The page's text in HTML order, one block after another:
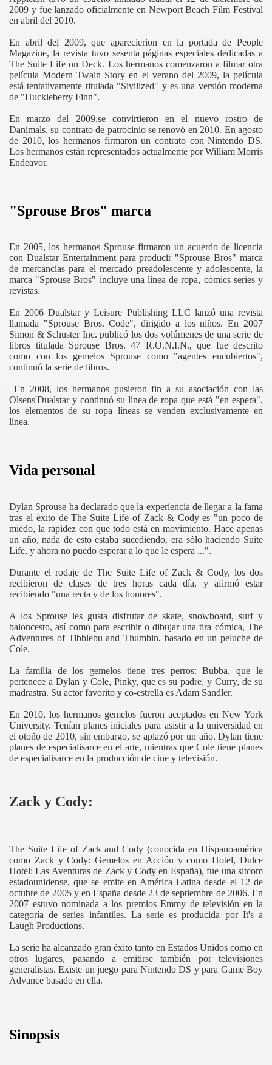
2009 y fue lanzado oficialmente en Newport Beach Film Festival
en abril del 2010.
En abril del 2009, que aparecierion en la portada de People
Magazine, la revista tuvo sesenta páginas especiales dedicadas a
The Suite Life on Deck. Los hermanos comenzaron a filmar otra
película Modern Twain Story en el verano del 2009, la película
está tentativamente titulada "Sivilized" y es una versión moderna
de "Huckleberry Finn".
En marzo del 2009,se convirtieron en el nuevo rostro de
Danimals, su contrato de patrocinio se renovó en 2010. En agosto
de 2010, los hermanos firmaron un contrato con Nintendo DS.
Los hermanos están representados actualmente por William Morris
Endeavor.
"Sprouse Bros" marca
En 2005, los hermanos Sprouse firmaron un acuerdo de licencia
con Dualstar Entertainment para producir "Sprouse Bros" marca
de mercancías para el mercado preadolescente y adolescente, la
marca "Sprouse Bros" incluye una línea de ropa, cómics series y
revistas.
En 2006 Dualstar y Leisure Publishing LLC lanzó una revista
llamada "Sprouse Bros. Code", dirigido a los niños. En 2007
Simon & Schuster Inc. publicó los dos volúmenes de una serie de
libros titulada Sprouse Bros. 47 R.O.N.I.N., que fue descrito
como con los gemelos Sprouse como "agentes encubiertos",
continuó la serie de libros.
En 2008, los hermanos pusieron fin a su asociación con las
Olsens'Dualstar y continuó su línea de ropa que está "en espera",
los elementos de su ropa líneas se venden exclusivamente en
línea.
Vida personal
Dylan Sprouse ha declarado que la experiencia de llegar a la fama
tras el éxito de The Suite Life of Zack & Cody es "un poco de
miedo, la rapidez con que todo está en movimiento. Hace apenas
un año, nada de esto estaba sucediendo, era sólo haciendo Suite
Life, y ahora no puedo esperar a lo que le espera ...".
Durante el rodaje de The Suite Life of Zack & Cody, los dos
recibieron de clases de tres horas cada día, y afirmó estar
recibiendo "una recta y de los honores".
A los Sprouse les gusta disfrutar de skate, snowboard, surf y
baloncesto, así como para escribir o dibujar una tira cómica, The
Adventures of Tibblebu and Thumbin, basado en un peluche de
Cole.
La familia de los gemelos tiene tres perros: Bubba, que le
pertenece a Dylan y Cole, Pinky, que es su padre, y Curry, de su
madrastra. Su actor favorito y co-estrella es Adam Sandler.
En 2010, los hermanos gemelos fueron aceptados en New York
University. Tenían planes iniciales para asistir a la universidad en
el otoño de 2010, sin embargo, se aplazó por un año. Dylan tiene
planes de especialisarce en el arte, mientras que Cole tiene planes
de especialisarce en la producción de cine y televisión.
Zack y Cody:
The Suite Life of Zack and Cody (conocida en Hispanoamérica
como Zack y Cody: Gemelos en Acción y como Hotel, Dulce
Hotel: Las Aventuras de Zack y Cody en España), fue una sitcom
estadounidense, que se emite en América Latina desde el 12 de
octubre de 2005 y en España desde 23 de septiembre de 2006. En
2007 estuvo nominada a los premios Emmy de televisión en la
categoría de series infantiles. La serie es producida por It's a
Laugh Productions.
La serie ha alcanzado gran éxito tanto en Estados Unidos como en
otros lugares, pasando a emitirse también por televisiones
generalistas. Existe un juego para Nintendo DS y para Game Boy
Advance basado en ella.
Sinopsis